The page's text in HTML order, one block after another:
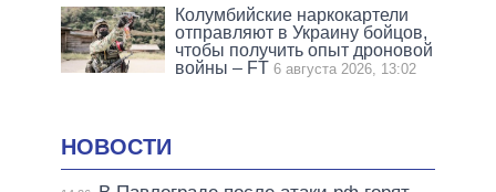
Колумбийские наркокартели
отправляют в Украину бойцов,
чтобы получить опыт дроновой
войны – FT 6 августа 2026, 13:02
НОВОСТИ